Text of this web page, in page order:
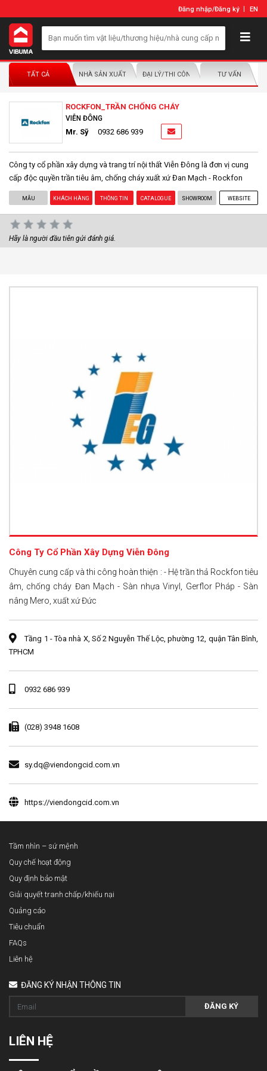
Đăng nhập/Đăng ký EN
TẤT CẢ NHÀ SẢN XUẤT/NHÀ PHÂN PHỐIĐẠI LÝ/THI CÔNG LẮP ĐẶTTƯ VẤN
ROCKFON_TRẦN CHỐNG CHÁY
VIỄN ĐÔNG
Mr. Sỹ 0932 686 939
Công ty cổ phần xây dựng và trang trí nội thất Viễn Đông là đơn vị cung
cấp độc quyền trần tiêu âm, chống cháy xuất xứ Đan Mạch - Rockfon
MẪU KHÁCH HÀNG THÔNG TIN CATALOGUE SHOWROOM WEBSITE
Hãy là người đầu tiên gửi đánh giá.
Công Ty Cổ Phần Xây Dựng Viễn Đông
Chuyên cung cấp và thi công hoàn thiện : - Hệ trần thả Rockfon tiêu
âm, chống cháy Đan Mạch - Sàn nhựa Vinyl, Gerflor Pháp - Sàn
nâng Mero, xuất xứ Đức
Tầng 1 - Tòa nhà X, Số 2 Nguyễn Thế Lộc, phường 12, quận Tân Bình,
TPHCM
0932 686 939
(028) 3948 1608
sy.dq@viendongcid.com.vn
https://viendongcid.com.vn
Tầm nhìn – sứ mệnh
Quy chế hoạt động
Quy định bảo mật
Giải quyết tranh chấp/khiếu nại
Quảng cáo
Tiêu chuẩn
FAQs
Liên hệ
ĐĂNG KÝ NHẬN THÔNG TIN
ĐĂNG KÝ
LIÊN HỆ